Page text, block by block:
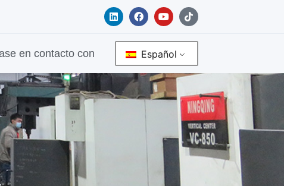
L
i
k
i
n
F
a
e
b
o
o
k
Y
o
t
u
b
e
T
i
t
en contacto con Español